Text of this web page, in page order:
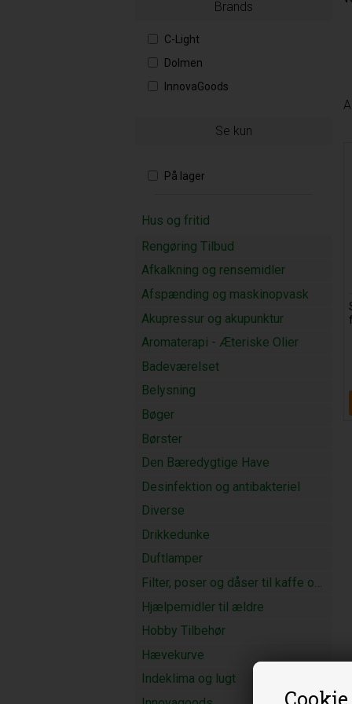
Brands
C-Light
Dolmen
InnovaGoods
Se kun
På lager
Hus og fritid
Rengøring Tilbud
Afkalkning og rensemidler
Afspænding og maskinopvask
Akupressur og akupunktur
Aromaterapi - Æteriske Olier
Badeværelset
Belysning
Bøger
Børster
Den Bæredygtige Have
Desinfektion og antibakteriel
Diverse
Drikkedunke
Duftlamper
Filter, poser og dåser til kaffe og te
Hjælpemidler til ældre
Hobby Tilbehør
Hævekurve
Indeklima og lugt